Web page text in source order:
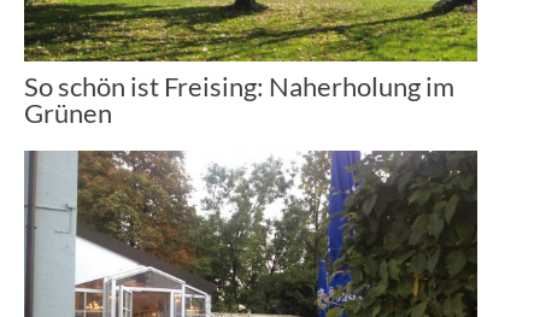
So schön ist Freising: Naherholung im
Grünen